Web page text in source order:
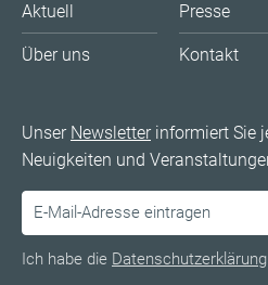
Aktuell
Über uns
Presse
Kontakt
Unser Newsletterinformiert Sie
Neuigkeiten und
Ich habe die Datenschutzerklärung